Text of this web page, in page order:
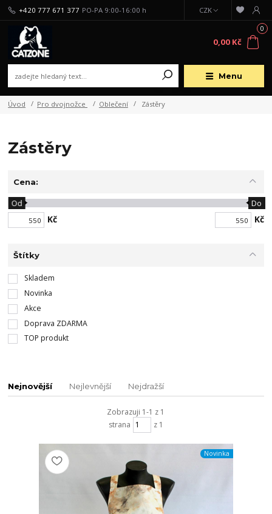
Menu
CZK
+420 777 671 377 PO-PA 9:00-16:00 h
0
0,00 Kč
Úvod Pro dvojnožce Oblečení Zástěry
Zástěry
Cena:
Kč
Od Do
Kč
Štítky
Skladem
Novinka
Akce
Doprava ZDARMA
TOP produkt
Nejnovější Nejlevnější Nejdražší
Zobrazuji 1-1 z 1
strana
z 1
Novinka